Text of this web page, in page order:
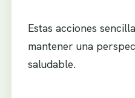
Estas acciones
mantener una
saludable.